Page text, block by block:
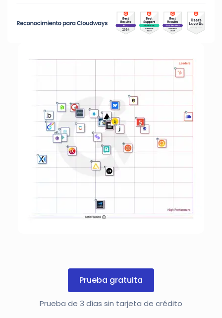
Prueba gratuita
Prueba de 3 días sin tarjeta de crédito